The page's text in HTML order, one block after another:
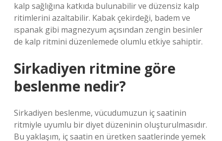
kalp sağlığına katkıda bulunabilir ve düzensiz kalp
ritimlerini azaltabilir. Kabak çekirdeği, badem ve
ıspanak gibi magnezyum açısından zengin besinler
de kalp ritmini düzenlemede olumlu etkiye sahiptir.
Sirkadiyen ritmine göre
beslenme nedir?
Sirkadiyen beslenme, vücudumuzun iç saatinin
ritmiyle uyumlu bir diyet düzeninin oluşturulmasıdır.
Bu yaklaşım, iç saatin en üretken saatlerinde yemek